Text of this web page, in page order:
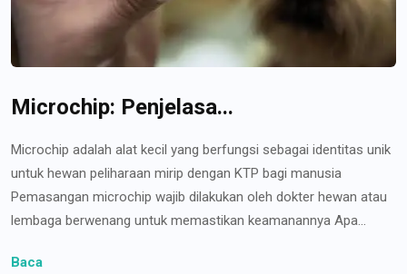
Microchip: Penjelasa...
Microchip adalah alat kecil yang berfungsi sebagai identitas unik
untuk hewan peliharaan mirip dengan KTP bagi manusia
Pemasangan microchip wajib dilakukan oleh dokter hewan atau
lembaga berwenang untuk memastikan keamanannya Apa...
Baca